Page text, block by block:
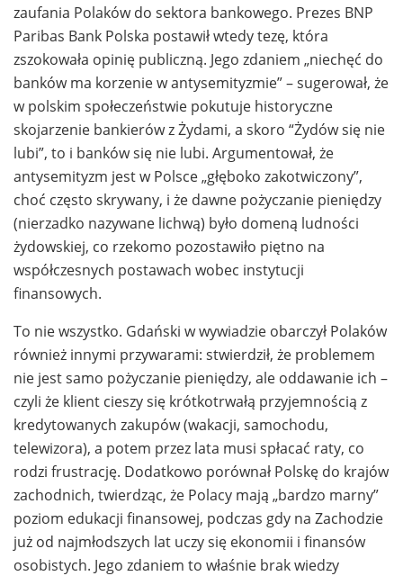
zaufania Polaków do sektora bankowego. Prezes BNP
Paribas Bank Polska postawił wtedy tezę, która
zszokowała opinię publiczną. Jego zdaniem „niechęć do
banków ma korzenie w antysemityzmie” – sugerował, że
w polskim społeczeństwie pokutuje historyczne
skojarzenie bankierów z Żydami, a skoro “Żydów się nie
lubi”, to i banków się nie lubi. Argumentował, że
antysemityzm jest w Polsce „głęboko zakotwiczony”,
choć często skrywany, i że dawne pożyczanie pieniędzy
(nierzadko nazywane lichwą) było domeną ludności
żydowskiej, co rzekomo pozostawiło piętno na
współczesnych postawach wobec instytucji
finansowych.
To nie wszystko. Gdański w wywiadzie obarczył Polaków
również innymi przywarami: stwierdził, że problemem
nie jest samo pożyczanie pieniędzy, ale oddawanie ich –
czyli że klient cieszy się krótkotrwałą przyjemnością z
kredytowanych zakupów (wakacji, samochodu,
telewizora), a potem przez lata musi spłacać raty, co
rodzi frustrację. Dodatkowo porównał Polskę do krajów
zachodnich, twierdząc, że Polacy mają „bardzo marny”
poziom edukacji finansowej, podczas gdy na Zachodzie
już od najmłodszych lat uczy się ekonomii i finansów
osobistych. Jego zdaniem to właśnie brak wiedzy